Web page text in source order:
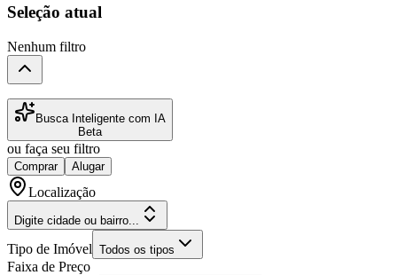
Seleção atual
Nenhum filtro
Busca Inteligente com IA
Beta
ou faça seu filtro
Comprar Alugar
Localização
Digite cidade ou bairro...
Tipo de Imóvel Todos os tipos
Faixa de Preço